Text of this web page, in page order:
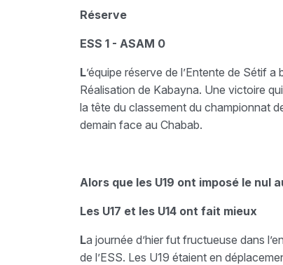
Réserve
ESS 1 - ASAM 0
L’équipe réserve de l’Entente de Sétif
Réalisation de Kabayna. Une victoire
la tête du classement du championnat
demain face au Chabab.
Alors que les U19 ont imposé le nul
Les U17 et les U14 ont fait mieux
La journée d’hier fut fructueuse dans
de l’ESS. Les U19 étaient en